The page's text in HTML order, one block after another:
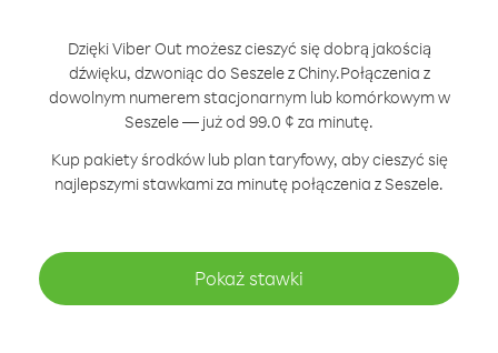
Dzięki Viber Out możesz cieszyć się dobrą jakością
dźwięku, dzwoniąc do Seszele z Chiny.Połączenia z
dowolnym numerem stacjonarnym lub komórkowym w
Seszele — już od 99.0 ¢ za minutę.
Kup pakiety środków lub plan taryfowy, aby cieszyć się
najlepszymi stawkami za minutę połączenia z Seszele.
Pokaż stawki